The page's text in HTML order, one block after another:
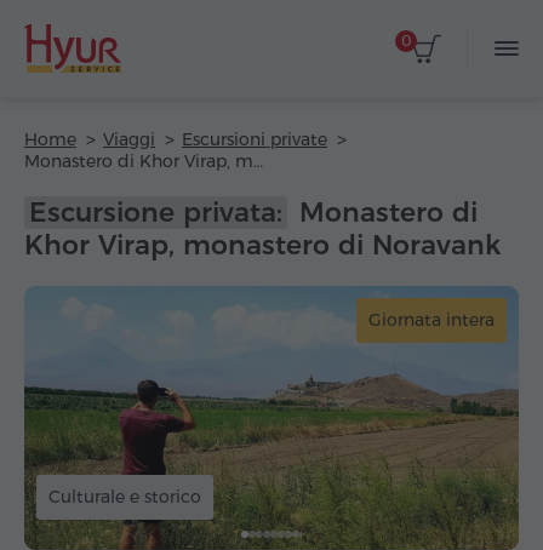
0
Home Viaggi
Escursioni private
Monastero di Khor Virap, monastero di Noravank
Escursione privata:
Monastero di
Khor Virap, monastero di Noravank
Giornata intera
Culturale e storico